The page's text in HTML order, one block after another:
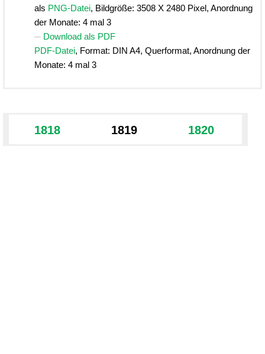
als PNG-Datei, Bildgröße: 3508 X 2480 Pixel, Anordnung
der Monate: 4 mal 3
Download als PDF
PDF-Datei, Format: DIN A4, Querformat, Anordnung der
Monate: 4 mal 3
1818 1819 1820